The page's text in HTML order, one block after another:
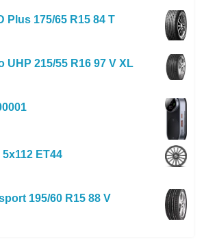
Plus 175/65 R15 84 T
UHP 215/55 R16 97 V XL
ET44
195/60 R15 88 V